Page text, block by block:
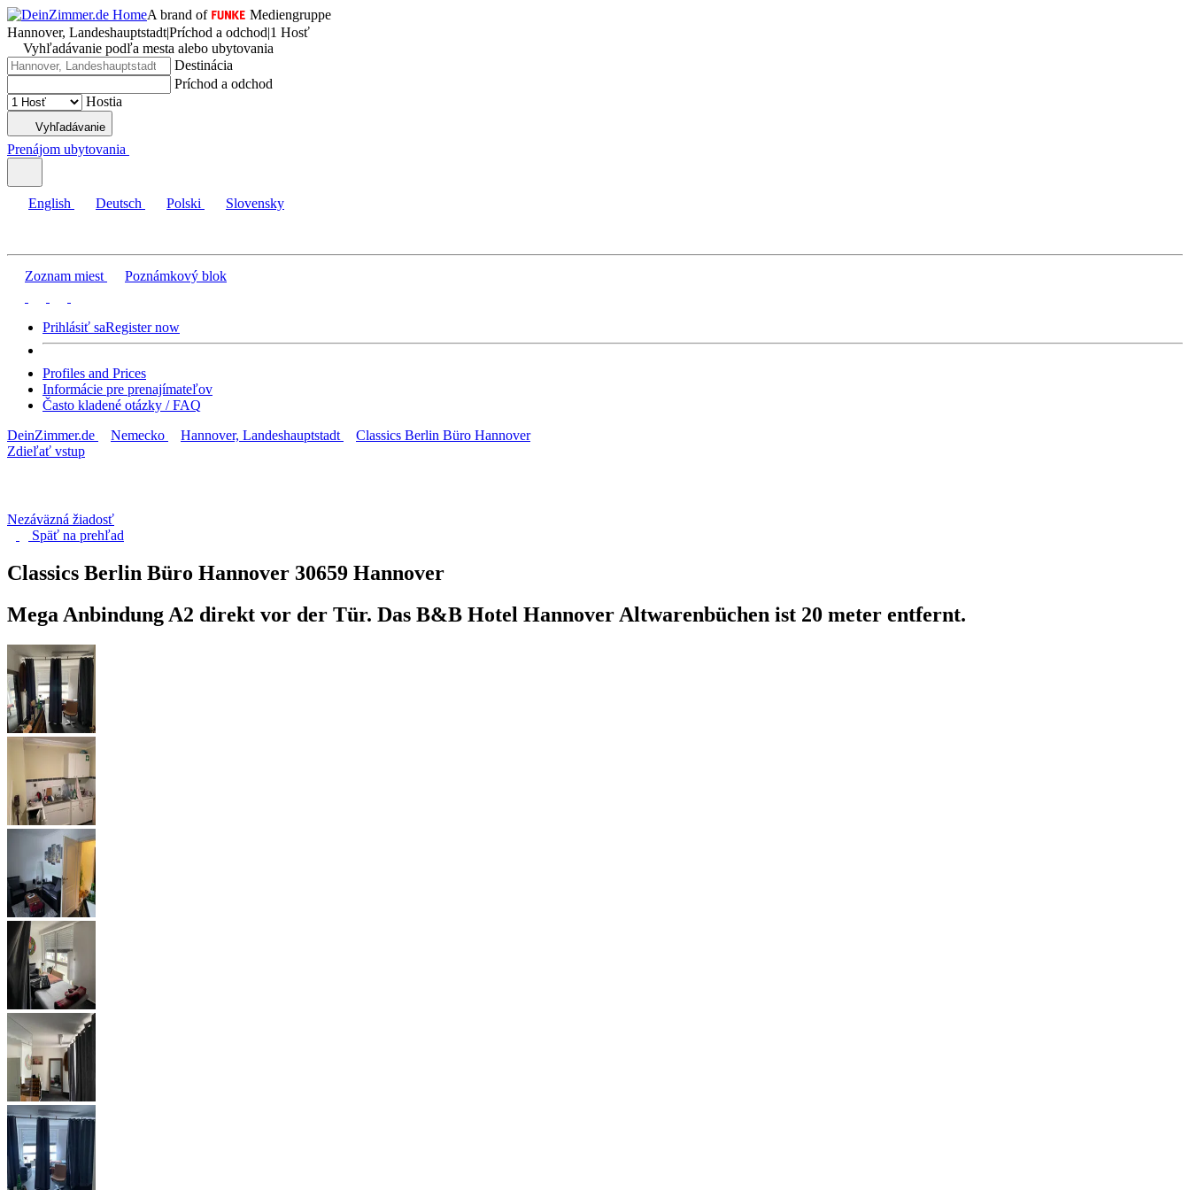
A brand of
Mediengruppe
Hannover, Landeshauptstadt|Príchod a odchod|1 Hosť
Vyhľadávanie podľa mesta alebo ubytovania
Destinácia
Príchod a odchod
Hostia
Vyhľadávanie
Prenájom ubytovania
English Deutsch Polski Slovensky
Zoznam miest Poznámkový blok
Prihlásiť saRegister now
Profiles and Prices
Informácie pre prenajímateľov
Často kladené otázky / FAQ
DeinZimmer.de
Nemecko Hannover, Landeshauptstadt
Classics Berlin Büro Hannover
Zdieľať vstup
Nezáväzná žiadosť
Späť na prehľad
Classics Berlin Büro Hannover 30659 Hannover
Mega Anbindung A2 direkt vor der Tür. Das B&B Hotel Hannover Altwarenbüchen ist 20 meter entfernt.